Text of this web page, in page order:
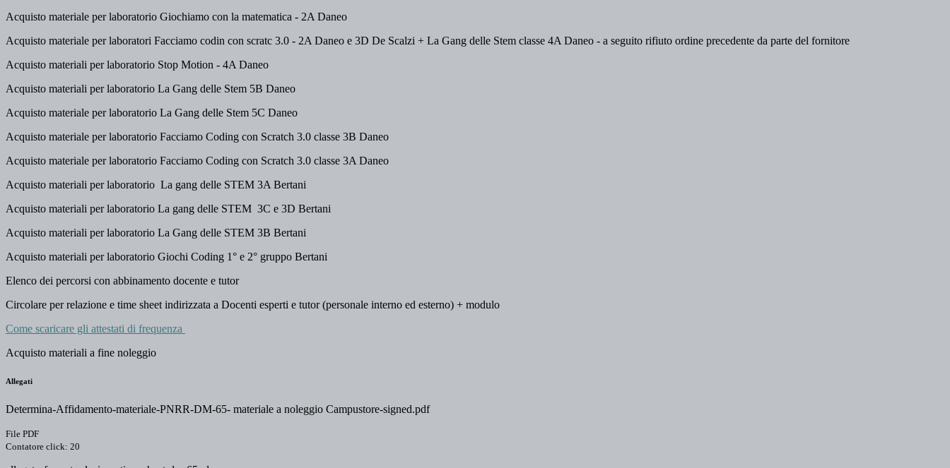
Acquisto materiale per laboratorio Giochiamo con la matematica - 2A Daneo
Acquisto materiale per laboratori Facciamo codin con scratc 3.0 - 2A Daneo e 3D De Scalzi + La Gang delle Stem classe 4A Daneo - a seguito rifiuto ordine precedente da parte del fornitore
Acquisto materiali per laboratorio Stop Motion - 4A Daneo
Acquisto materiali per laboratorio La Gang delle Stem 5B Daneo
Acquisto materiale per laboratorio La Gang delle Stem 5C Daneo
Acquisto materiale per laboratorio Facciamo Coding con Scratch 3.0 classe 3B Daneo
Acquisto materiale per laboratorio Facciamo Coding con Scratch 3.0 classe 3A Daneo
Acquisto materiali per laboratorio La gang delle STEM 3A Bertani
Acquisto materiali per laboratorio La gang delle STEM 3C e 3D Bertani
Acquisto materiali per laboratorio La Gang delle STEM 3B Bertani
Acquisto materiali per laboratorio Giochi Coding 1° e 2° gruppo Bertani
Elenco dei percorsi con abbinamento docente e tutor
Circolare per relazione e time sheet indirizzata a Docenti esperti e tutor (personale interno ed esterno) + modulo
Come scaricare gli attestati di frequenza
Acquisto materiali a fine noleggio
Allegati
Determina-Affidamento-materiale-PNRR-DM-65- materiale a noleggio Campustore-signed.pdf
File PDF
Contatore click: 20